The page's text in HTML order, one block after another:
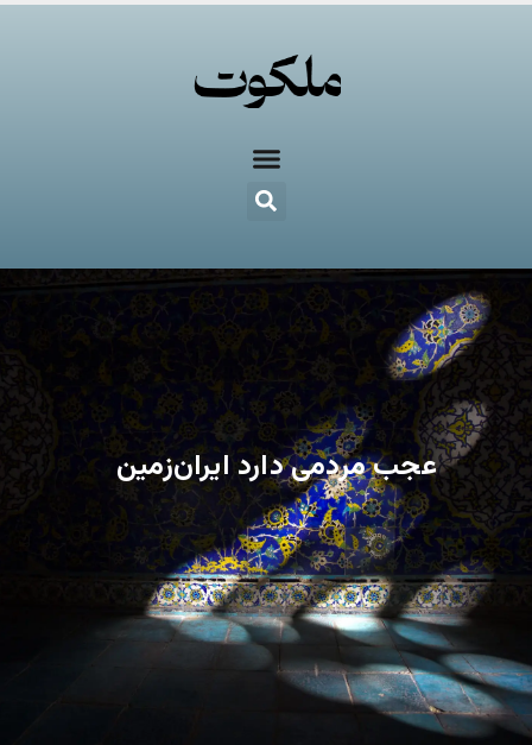
عجب مردمی دارد ایران‌زمین